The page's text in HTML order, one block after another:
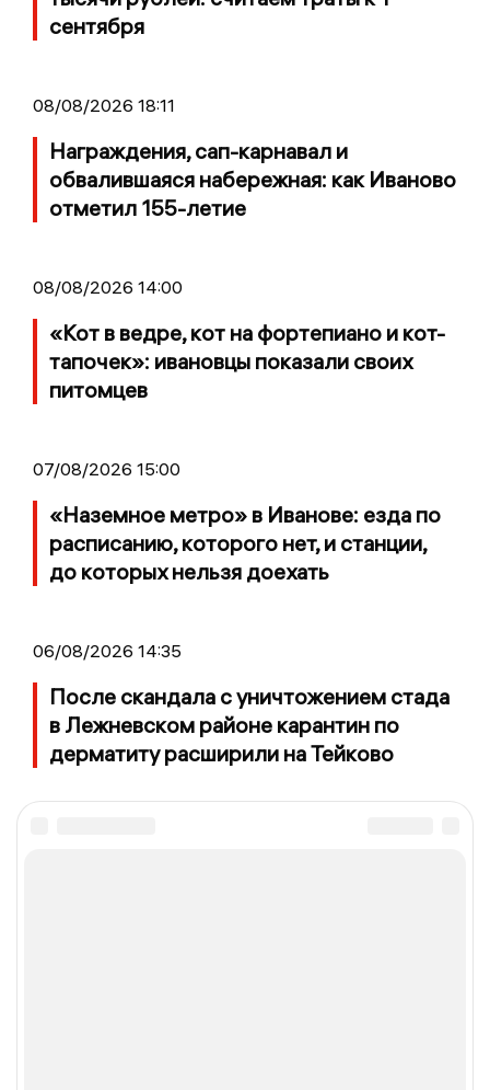
сентября
08/08/2026 18:11
Награждения, сап-карнавал и
обвалившаяся набережная: как Иваново
отметил 155-летие
08/08/2026 14:00
«Кот в ведре, кот на фортепиано и кот-
тапочек»: ивановцы показали своих
питомцев
07/08/2026 15:00
«Наземное метро» в Иванове: езда по
расписанию, которого нет, и станции,
до которых нельзя доехать
06/08/2026 14:35
После скандала с уничтожением стада
в Лежневском районе карантин по
дерматиту расширили на Тейково